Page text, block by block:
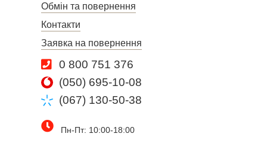
Обмін та повернення
Контакти
Заявка на повернення
0 800 751 376
(050) 695-10-08
(067) 130-50-38
Пн-Пт: 10:00-18:00